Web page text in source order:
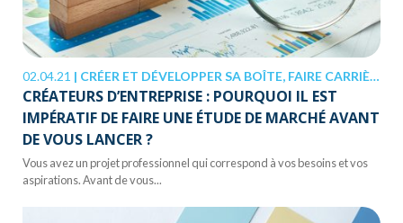
02.04.21 | CRÉER ET DÉVELOPPER SA BOÎTE, FAIRE CARRIÈRE
CRÉATEURS D’ENTREPRISE : POURQUOI IL EST
IMPÉRATIF DE FAIRE UNE ÉTUDE DE MARCHÉ AVANT
DE VOUS LANCER ?
Vous avez un projet professionnel qui correspond à vos besoins et vos
aspirations. Avant de vous...